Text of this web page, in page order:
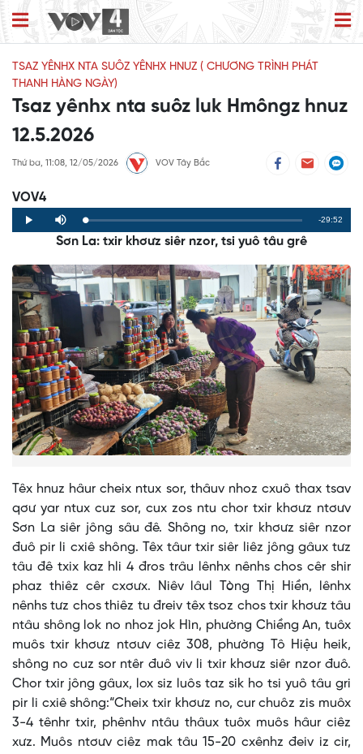
TSAZ YÊNHX NTA SUÔZ YÊNHX HNUZ ( CHƯƠNG TRÌNH PHÁT
THANH HÀNG NGÀY)
Tsaz yênhx nta suôz luk Hmôngz hnuz
12.5.2026
Thứ ba, 11:08, 12/05/2026 VOV Tây Bắc
VOV4
Play Mute Loaded:
0%
Progress:
0%
Remaining
-29:52
Sơn La: txir khơưz siêr nzor, tsi yuô tâu grê
Têx hnuz hâur cheix ntux sor, thâuv nhoz cxuô thax tsav
qơư yar ntux cuz sor, cux zos ntu chor txir khơưz ntơưv
Sơn La siêr jông sâu đê. Shông no, txir khơưz siêr nzor
đuô pir li cxiê shông. Têx tâur txir siêr liêz jông gâux tưz
tâu đê txix kaz hli 4 đros trâu lênhx nênhs chos cêr shir
phaz thiêz cêr cxơưx. Niêv lâul Tòng Thị Hiền, lênhx
nênhs tưz chos thiêz tu đreiv têx tsoz chos txir khơưz tâu
ntâu shông lok no nhoz jok Hìn, phường Chiềng An, tuôx
muôs txir khơưz ntơưv ciêz 308, phường Tô Hiệu heik,
shông no cuz sor ntêr đuô viv li txir khơưz siêr nzor đuô.
Chor txir jông gâux, lox siz luôs taz sik ho tsi yuô tâu gri
pir li cxiê shông:“Cheix txir khơưz no, cur chuôz zis muôx
3-4 tênhr txir, phênhv ntâu thâux tuôx muôs hâur ciêz
xưz. Muôs ntơưv ciêz mak tâu 15-20 cxênhz đeiv iz cir,